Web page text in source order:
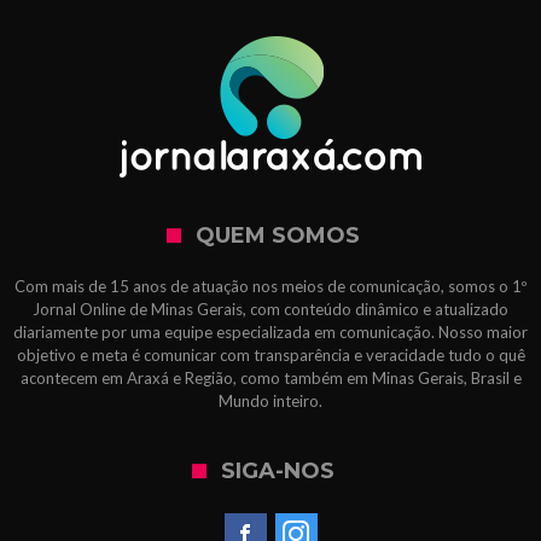
QUEM SOMOS
Com mais de 15 anos de atuação nos meios de comunicação, somos o 1º
Jornal Online de Minas Gerais, com conteúdo dinâmico e atualizado
diariamente por uma equipe especializada em comunicação. Nosso maior
objetivo e meta é comunicar com transparência e veracidade tudo o quê
acontecem em Araxá e Região, como também em Minas Gerais, Brasil e
Mundo inteiro.
SIGA-NOS